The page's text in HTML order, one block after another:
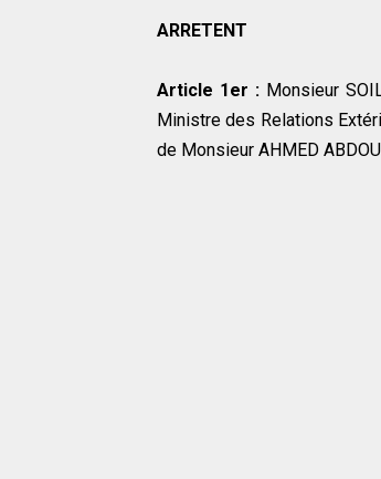
ARRETENT
Article 1er : Monsieur
Ministre des Relations
de Monsieur AHMED